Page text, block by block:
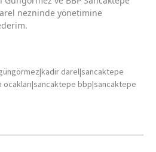
nezninde yönetimine
darel|sancaktepe
bbp|sancaktepe